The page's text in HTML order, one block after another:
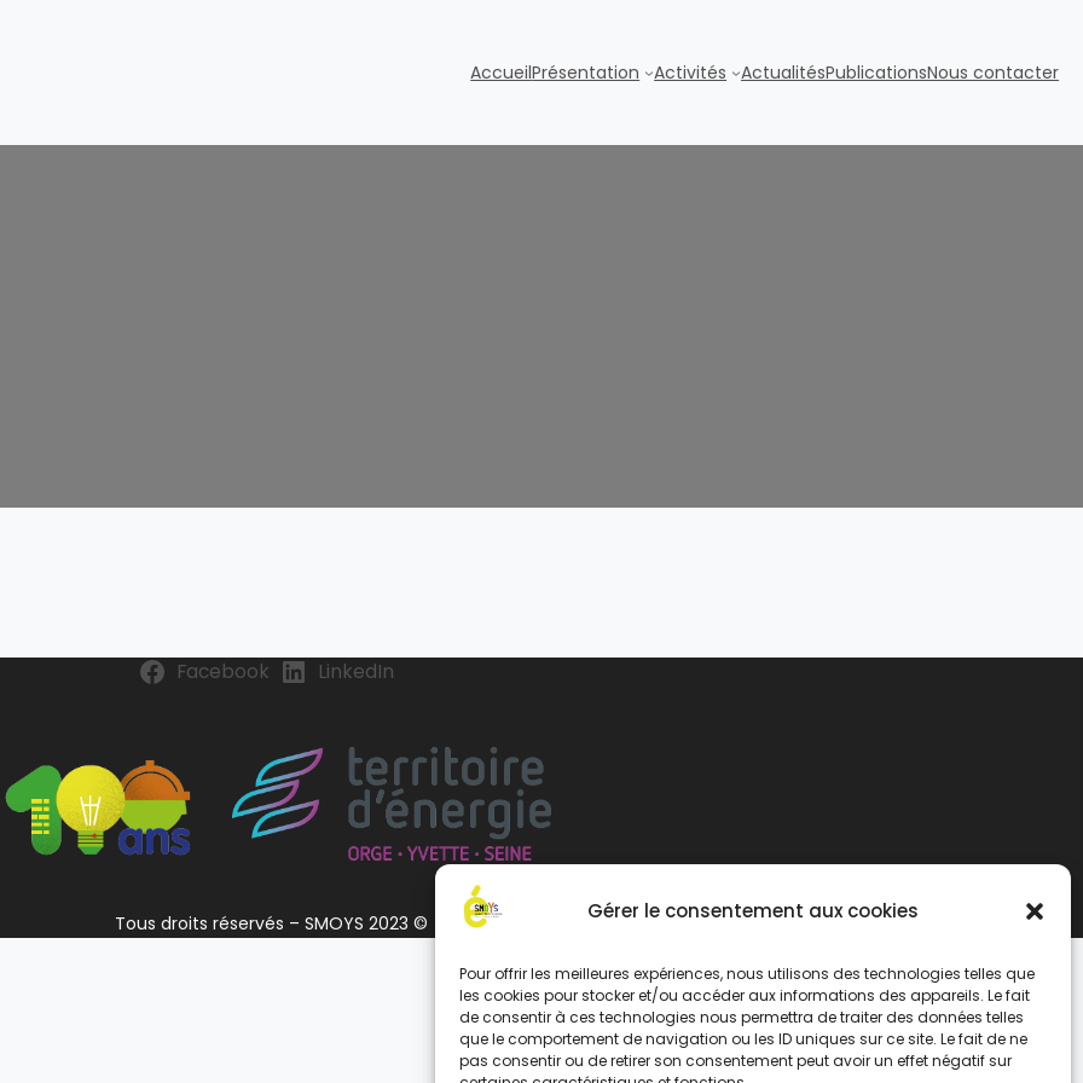
Gérer le consentement aux cookies
Pour offrir les meilleures expériences, nous utilisons des technologies telles que
les cookies pour stocker et/ou accéder aux informations des appareils. Le fait
de consentir à ces technologies nous permettra de traiter des données telles
que le comportement de navigation ou les ID uniques sur ce site. Le fait de ne
pas consentir ou de retirer son consentement peut avoir un effet négatif sur
AccueilPrésentation Activités ActualitésPublicationsNous contacter
Facebook LinkedIn
Tous droits réservés – SMOYS 2023 ©